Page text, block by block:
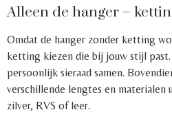
Alleen de hanger –
Omdat de hanger zonder ketting
ketting kiezen die bij jouw stijl
persoonlijk sieraad samen.
verschillende lengtes en
zilver, RVS of leer.